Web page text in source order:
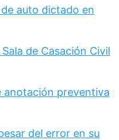
auto dictado en
de Casación Civil
anotación preventiva
del error en su